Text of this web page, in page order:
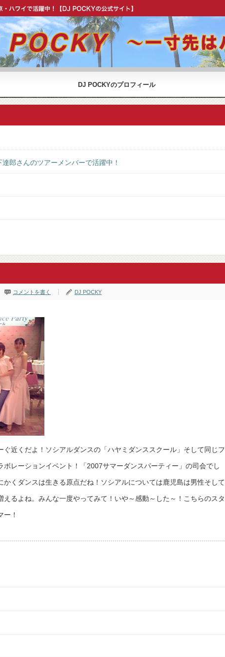
POCKY 公式 ウェブサイト】
DJ POCKYのプロフィール
郎さんのツアーメンバーで活躍中！
コメントを書く DJ POCKY
ぐ近くだよ！ソシアルダンスの「ハヤミダンススクール」そして同じフ
ボレーションイベント！「2007サマーダンスパーティー」の司会でし
かくダンスは生きる原点だね！ソシアルについては鹿児島は男性そして
るよね。みんな一度やってみて！いや～感動～した～！こちらのスタ
！